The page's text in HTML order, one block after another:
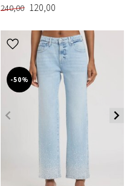
240,00 120,00
-50%